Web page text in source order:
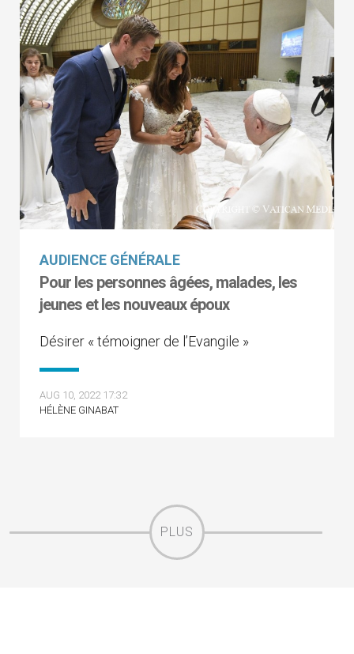
AUDIENCE GÉNÉRALE
Pour les personnes âgées, malades, les
jeunes et les nouveaux époux
Désirer « témoigner de l’Evangile »
AUG 10, 2022 17:32
HÉLÈNE GINABAT
PLUS